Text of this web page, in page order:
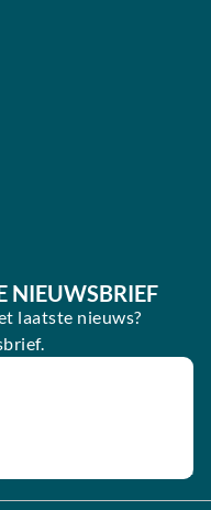
NIEUWSBRIEF
laatste nieuws?